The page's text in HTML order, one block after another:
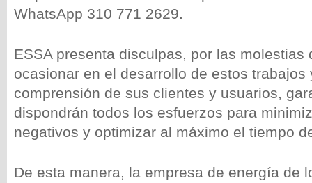
WhatsApp 310 771 2629.
ESSA presenta disculpas, por las molestias
ocasionar en el desarrollo de estos trabajos
comprensión de sus clientes y usuarios,
dispondrán todos los esfuerzos para
negativos y optimizar al máximo el tiempo
De esta manera, la empresa de energía de